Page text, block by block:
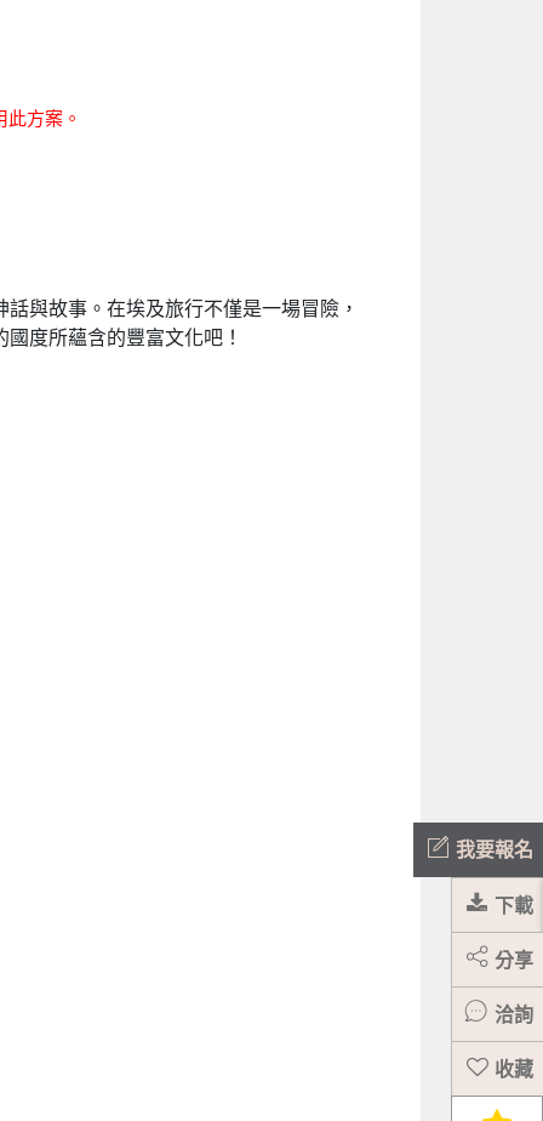
我要報名
下載
分享
洽詢
方案。
與故事。在埃及旅行不僅是一場冒險，
度所蘊含的豐富文化吧！